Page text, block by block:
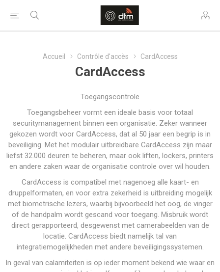
Accueil Contrôle d'accès CardAccess
CardAccess
Toegangscontrole
Toegangsbeheer vormt een ideale basis voor totaal
securitymanagement binnen een organisatie. Zeker wanneer
gekozen wordt voor CardAccess, dat al 50 jaar een begrip is in
beveiliging. Met het modulair uitbreidbare CardAccess zijn maar
liefst 32.000 deuren te beheren, maar ook liften, lockers, printers
en andere zaken waar de organisatie controle over wil houden.
CardAccess is compatibel met nagenoeg alle kaart- en
druppelformaten, en voor extra zekerheid is uitbreiding mogelijk
met biometrische lezers, waarbij bijvoorbeeld het oog, de vinger
of de handpalm wordt gescand voor toegang. Misbruik wordt
direct gerapporteerd, desgewenst met camerabeelden van de
locatie. CardAccess biedt namelijk tal van
integratiemogelijkheden met andere beveiligingssystemen.
In geval van calamiteiten is op ieder moment bekend wie waar en